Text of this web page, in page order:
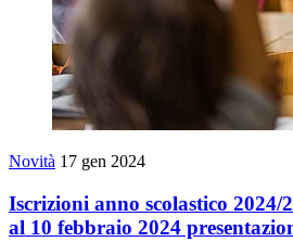
Novità 17 gen 2024
Iscrizioni anno scolastico 2024/
al 10 febbraio 2024